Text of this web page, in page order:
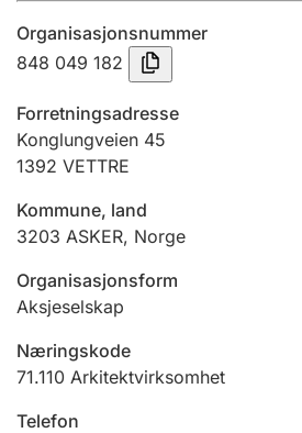
Tinglysing
Jeger
Ektepaktveileder
Offentlig sektor
Organisasjonsnummer
848 049 182
Forretningsadresse
Konglungveien 45
1392 VETTRE
Kommune, land
3203 ASKER, Norge
Organisasjonsform
Aksjeselskap
Næringskode
71.110 Arkitektvirksomhet
Telefon